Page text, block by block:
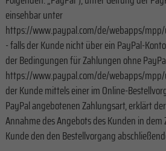
einsehbar unter
https://www.paypal.com/de/webapps/
- falls der Kunde nicht über ein PayPal-
der Bedingungen für Zahlungen ohne
https://www.paypal.com/de/webapps/
der Kunde mittels einer im Online-
PayPal angebotenen Zahlungsart, erklärt
Annahme des Angebots des Kunden in
Kunde den den Bestellvorgang